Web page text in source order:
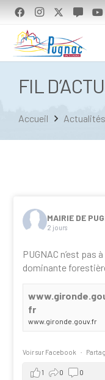
FIL
Accueil Actualités
MAIRIE DE
2 jours
PUGNAC n’est pas à
dominante
fr
www.gironde.gouv.fr
Voir sur Facebook ·
1 0 0